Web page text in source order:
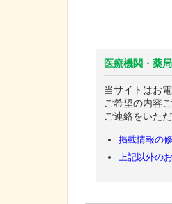
医療機関・薬
当サイトはお
ご希望の内容
ご連絡をいた
掲載情報の
上記以外の